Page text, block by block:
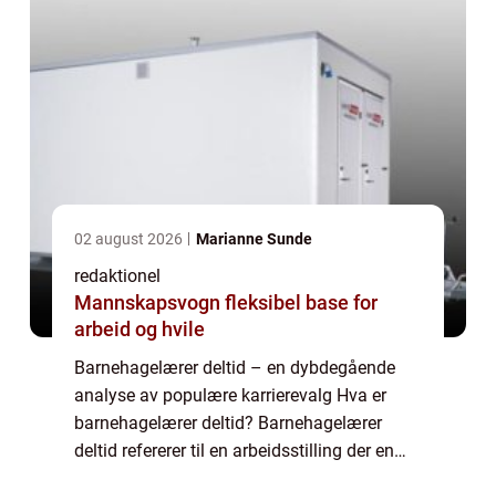
02 august 2026 Marianne Sunde
redaktionel
Mannskapsvogn fleksibel base for
arbeid og hvile
Barnehagelærer deltid – en dybdegående
analyse av populære karrierevalg Hva er
barnehagelærer deltid? Barnehagelærer
deltid refererer til en arbeidsstilling der en